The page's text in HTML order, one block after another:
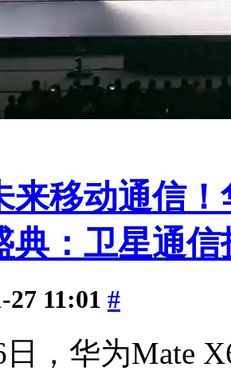
来移动通信
典：卫星通
27 11:01 #
日，华为Mate